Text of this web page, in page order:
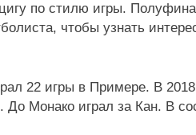
по стилю игры.
чтобы узнать
22 игры в Примере. В 2018
Монако играл за Кан. В